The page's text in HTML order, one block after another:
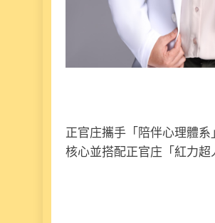
正官庄攜手「陪伴心理體
核心並搭配正官庄「紅力